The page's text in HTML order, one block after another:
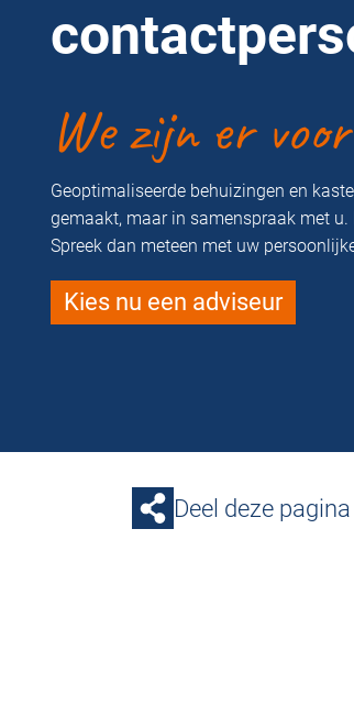
We zijn er
Geoptimaliseerde behuizingen en
gemaakt, maar in samenspraak met u.
Spreek dan meteen met uw
Kies nu een adviseur
Deel deze pagina